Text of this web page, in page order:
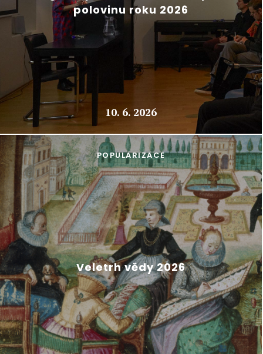
polovinu roku 2026
10. 6. 2026
Veletrh vědy 2026
POPULARIZACE